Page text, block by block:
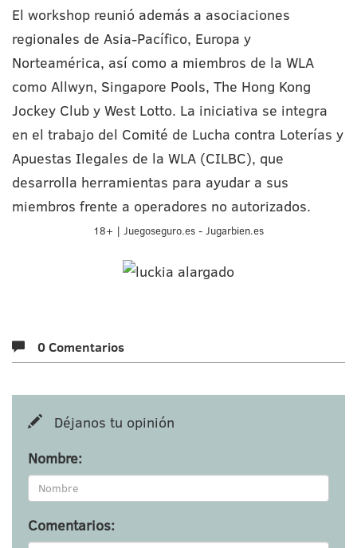
El workshop reunió además a asociaciones
regionales de Asia-Pacífico, Europa y
Norteamérica, así como a miembros de la WLA
como Allwyn, Singapore Pools, The Hong Kong
Jockey Club y West Lotto. La iniciativa se integra
en el trabajo del Comité de Lucha contra Loterías y
Apuestas Ilegales de la WLA (CILBC), que
desarrolla herramientas para ayudar a sus
miembros frente a operadores no autorizados.
18+ | Juegoseguro.es - Jugarbien.es
0 Comentarios
Déjanos tu opinión
Nombre:
Comentarios: